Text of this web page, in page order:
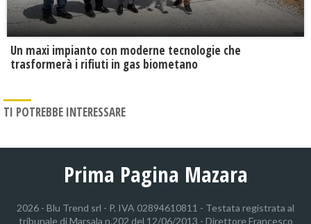
Un maxi impianto con moderne tecnologie che
trasformerà i rifiuti in gas biometano
TI POTREBBE INTERESSARE
Prima Pagina Mazara
2026 - Blu Trend srl - P. IVA 02894610811 - Testata registrata al
tribunale di Marsala n.202 del 12/06/2013 - Direttore Francesco